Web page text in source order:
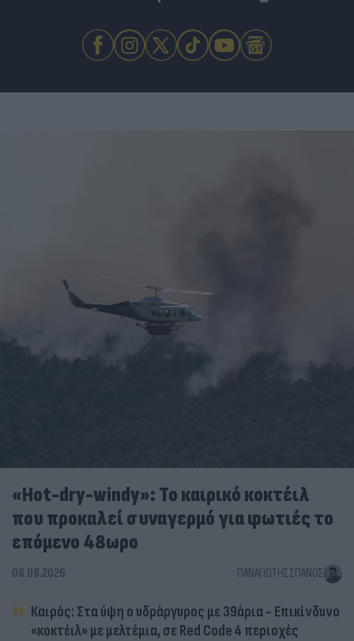
«Hot-dry-windy»: Το καιρικό κοκτέιλ
που προκαλεί συναγερμό για φωτιές το
επόμενο 48ωρο
08.08.2026 ΠΑΝΑΓΙΏΤΗΣ ΣΠΑΝΌΣ
Καιρός: Στα ύψη ο υδράργυρος με 39άρια - Επικίνδυνο
«κοκτέιλ» με μελτέμια, σε Red Code 4 περιοχές